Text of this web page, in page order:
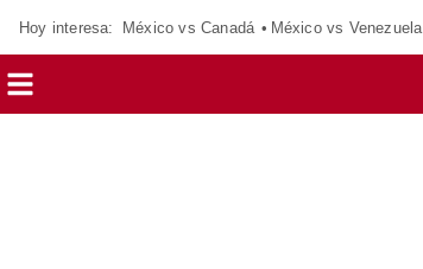
Hoy interesa: México vs Canadá México vs Venezuela